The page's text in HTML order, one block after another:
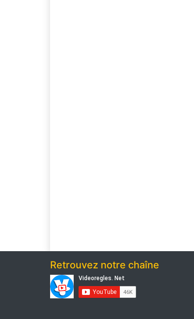
Retrouvez notre chaîne